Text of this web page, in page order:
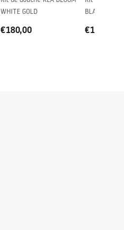
WHITE GOLD
€180,00
BLACK MATT
€140,00